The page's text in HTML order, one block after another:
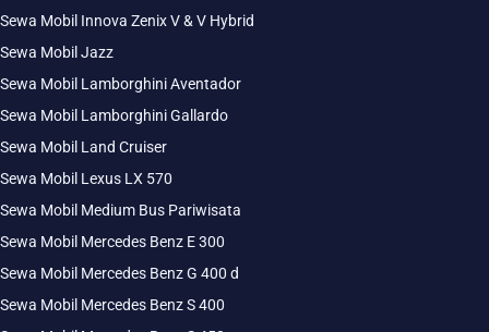
Sewa Mobil Innova Zenix V & V Hybrid
Sewa Mobil Jazz
Sewa Mobil Lamborghini Aventador
Sewa Mobil Lamborghini Gallardo
Sewa Mobil Land Cruiser
Sewa Mobil Lexus LX 570
Sewa Mobil Medium Bus Pariwisata
Sewa Mobil Mercedes Benz E 300
Sewa Mobil Mercedes Benz G 400 d
Sewa Mobil Mercedes Benz S 400